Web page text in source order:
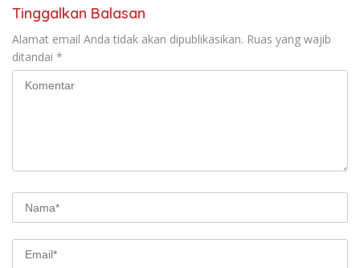
Tinggalkan Balasan
Alamat email Anda tidak akan dipublikasikan. Ruas yang wajib
ditandai *